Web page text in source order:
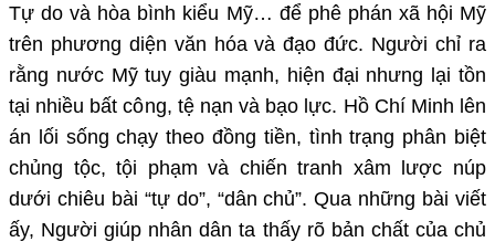
Tự do và hòa bình kiểu Mỹ… để phê phán xã hội Mỹ
trên phương diện văn hóa và đạo đức. Người chỉ ra
rằng nước Mỹ tuy giàu mạnh, hiện đại nhưng lại tồn
tại nhiều bất công, tệ nạn và bạo lực. Hồ Chí Minh lên
án lối sống chạy theo đồng tiền, tình trạng phân biệt
chủng tộc, tội phạm và chiến tranh xâm lược núp
dưới chiêu bài “tự do”, “dân chủ”. Qua những bài viết
ấy, Người giúp nhân dân ta thấy rõ bản chất của chủ